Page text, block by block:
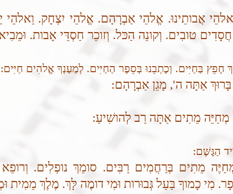
אֲבותֵינוּ. אֱלהֵי אַבְרָהָם. אֱלהֵי יִצְחָק. וֵאלהֵי
חֲסָדִים טובִים. וְקונֵה הַכּל. וְזוכֵר חַסְדֵּי אָבות.
חָפֵץ בַּחַיִּים. וְכָתְבֵנוּ בְּסֵפֶר הַחַיִּים. לְמַעַנְךָ אֱלהִים חַיִּים:
בָּרוּךְ אַתָּה ה', מָגֵן אַבְרָהָם:
מְחַיֵּה מֵתִים אַתָּה רַב לְהושִׁיעַ:
הַגָּשֶּׁם:
מֵתִים בְּרַחֲמִים רַבִּים. סומֵךְ נופְלִים. וְרופֵא
מִי כָמוךָ בַּעַל גְּבוּרות וּמִי דומֶה לָּךְ. מֶלֶךְ מֵמִית